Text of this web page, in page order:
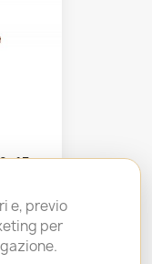
e, previo
per